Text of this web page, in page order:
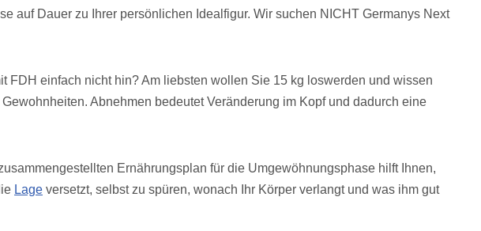
auf Dauer zu Ihrer persönlichen Idealfigur. Wir suchen NICHT Germanys Next
FDH einfach nicht hin? Am liebsten wollen Sie 15 kg loswerden und wissen
Abnehmen bedeutet Veränderung im Kopf und dadurch eine
Ernährungsplan für die Umgewöhnungsphase hilft Ihnen,
Lage versetzt, selbst zu spüren, wonach Ihr Körper verlangt und was ihm gut